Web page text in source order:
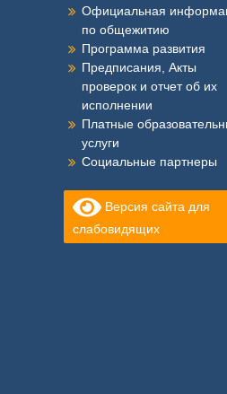
Официальная
по общежитию
Программа развития
Предписания, Акты
проверок и отчет об их
исполнении
Платные
услуги
Социальные партнеры
Версия сайта для
слабовидящих